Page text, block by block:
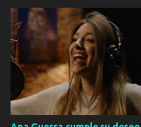
New England Journal of
la quimio-inmunoterapia
tumores de pulmón en
publican en NEJM abren la
pacientes que logran una
plazo. En este sentido, los
de los pacientes logran una